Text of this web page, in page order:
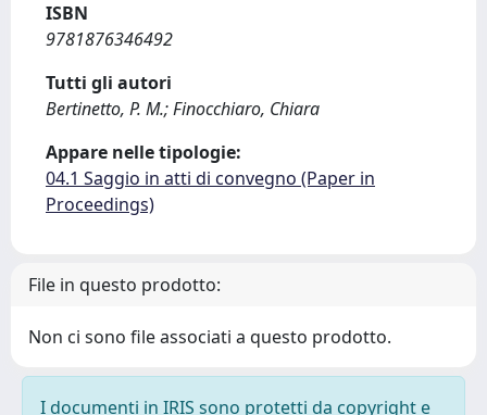
ISBN
9781876346492
Tutti gli autori
Bertinetto, P. M.; Finocchiaro, Chiara
Appare nelle tipologie:
04.1 Saggio in atti di convegno (Paper in
Proceedings)
File in questo prodotto:
Non ci sono file associati a questo prodotto.
I documenti in IRIS sono protetti da copyright e